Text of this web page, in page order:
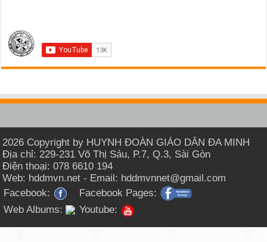
2026 Copyright by HUYNH ĐOÀN GIÁO DÂN ĐA MINH
Địa chỉ: 229-231 Võ Thị Sáu, P.7, Q.3, Sài Gòn
Điện thoại: 078 6610 194
Web: hddmvn.net - Email: hddmvnnet@gmail.com
Facebook:
Facebook Pages:
Web Albums:
Youtube: